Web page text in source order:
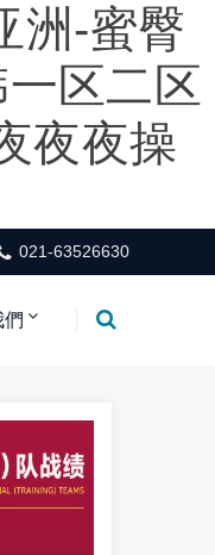
洲-蜜臀
区二区
夜夜操
021-63526630